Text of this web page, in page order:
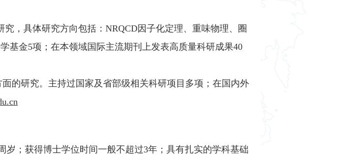
，具体研究方向包括：NRQCD因子化定理、重味物理、圈
基金5项；在本领域国际主流期刊上发表高质量科研成果40
的研究。主持过国家及省部级相关科研项目多项；在国内外
；获得博士学位时间一般不超过3年；具有扎实的学科基础